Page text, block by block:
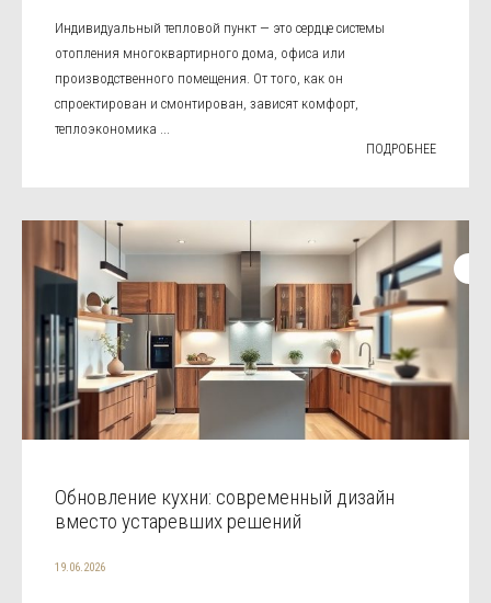
Индивидуальный тепловой пункт — это сердце системы
отопления многоквартирного дома, офиса или
производственного помещения. От того, как он
спроектирован и смонтирован, зависят комфорт,
теплоэкономика ...
ПОДРОБНЕЕ
Обновление кухни: современный дизайн
вместо устаревших решений
19.06.2026